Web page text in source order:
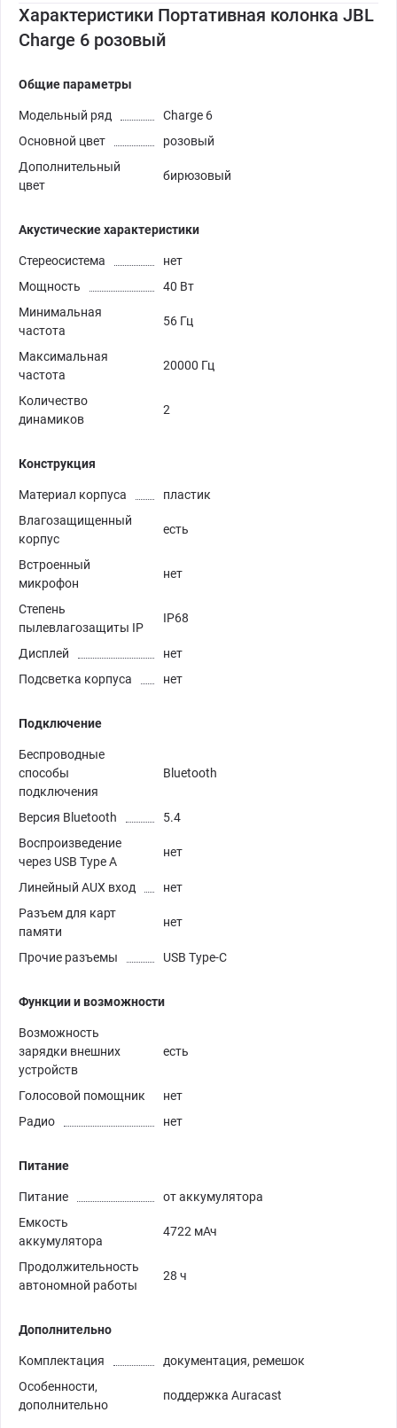
Характеристики Портативная колонка JBL
Charge 6 розовый
Общие параметры
Модельный ряд
Charge 6
Основной цвет
розовый
Дополнительный
цвет
бирюзовый
Акустические характеристики
Стереосистема
нет
Мощность
40 Вт
Минимальная
частота
56 Гц
Максимальная
частота
20000 Гц
Количество
динамиков
2
Конструкция
Материал корпуса
пластик
Влагозащищенный
корпус
есть
Встроенный
микрофон
нет
Степень
пылевлагозащиты IP
IP68
Дисплей
нет
Подсветка корпуса
нет
Подключение
Беспроводные
способы
подключения
Bluetooth
Версия Bluetooth
5.4
Воспроизведение
через USB Type A
нет
Линейный AUX вход
нет
Разъем для карт
памяти
нет
Прочие разъемы USB Type-C
Функции и возможности
Возможность
зарядки внешних
устройств
есть
Голосовой помощник
нет
Радио
нет
Питание
Питание
от аккумулятора
Емкость
аккумулятора
4722 мАч
Продолжительность
автономной работы
28 ч
Дополнительно
Комплектация
документация, ремешок
Особенности,
дополнительно
поддержка Auracast